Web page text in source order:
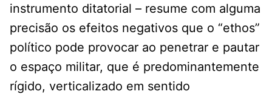
instrumento ditatorial – resume com alguma
precisão os efeitos negativos que o “ethos”
político pode provocar ao penetrar e pautar
o espaço militar, que é predominantemente
rígido, verticalizado em sentido